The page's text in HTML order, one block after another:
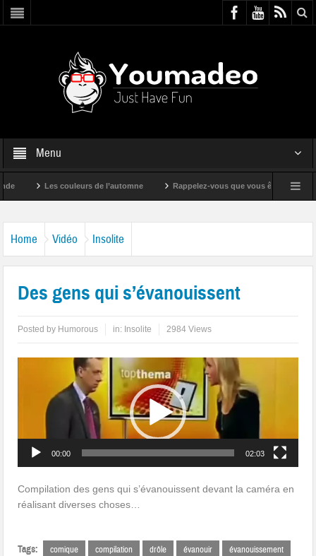
Menu
Les couleurs de l’automne Rappelez-vous que vous êtes super !
Home Vidéo Insolite
Des gens qui s’évanouissent
Posted by Humorous in: Insolite 2984 Views
00:00 02:03
Compilation des gens qui s’évanouissent devant la caméra en
réalisant diverses choses…
Tags: comique compilation drôle évanouir
évanouissement